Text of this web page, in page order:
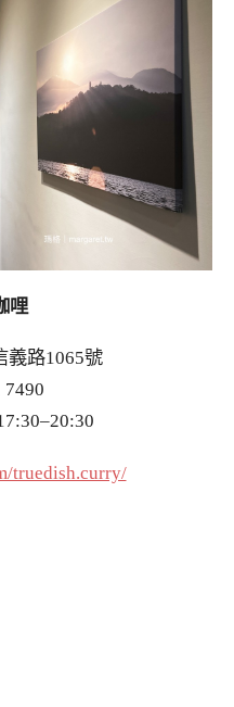
哩
義路1065號
7490
truedish.curry/